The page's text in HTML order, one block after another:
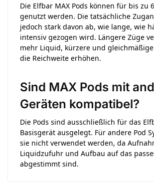
Die Elfbar MAX Pods können für bis zu
genutzt werden. Die tatsächliche
jedoch stark davon ab, wie lange, wie
intensiv gezogen wird. Längere Züge
mehr Liquid, kürzere und
die Reichweite erhöhen.
Sind MAX Pods mit
Geräten kompatibel?
Die Pods sind ausschließlich für das
Basisgerät ausgelegt. Für andere Pod
sie nicht verwendet werden, da
Liquidzufuhr und Aufbau auf das
abgestimmt sind.